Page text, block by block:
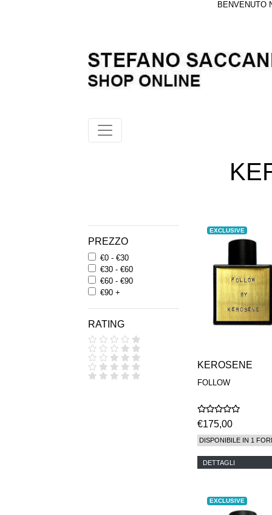
BENVENUTO
PREZZO
€0 - €30
€30 - €60
€60 - €90
€90 +
RATING
EXCLUSIVE
KEROSENE
FOLLOW
€175,00
DISPONIBILE IN 1
DETTAGLI
EXCLUSIVE